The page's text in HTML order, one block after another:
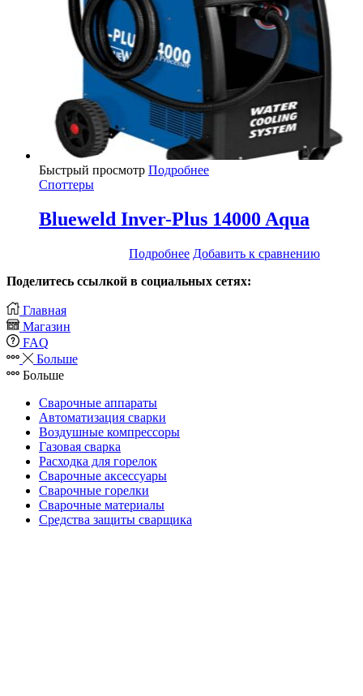
Быстрый просмотр Подробнее
Споттеры
Blueweld Inver-Plus 14000 Aqua
Подробнее Добавить к сравнению
Поделитесь ссылкой в социальных сетях:
Главная
Магазин
FAQ
Больше
Больше
Сварочные аппараты
Автоматизация сварки
Воздушные компрессоры
Газовая сварка
Расходка для горелок
Сварочные аксессуары
Сварочные горелки
Сварочные материалы
Средства защиты сварщика